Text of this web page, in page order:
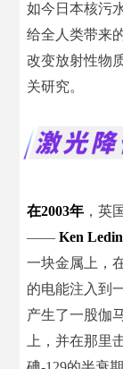
如今日本核污
给全人类带来
改变放射性物
关研究。
在2003年 ，英
——Ken
一块金属上，
的电能注入到
产生了一股伽
上，并在那里